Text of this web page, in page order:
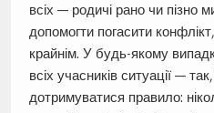
всіх — родичі рано чи пізно
допомогти погасити
крайнім. У будь-якому
всіх учасників ситуації —
дотримуватися правило: